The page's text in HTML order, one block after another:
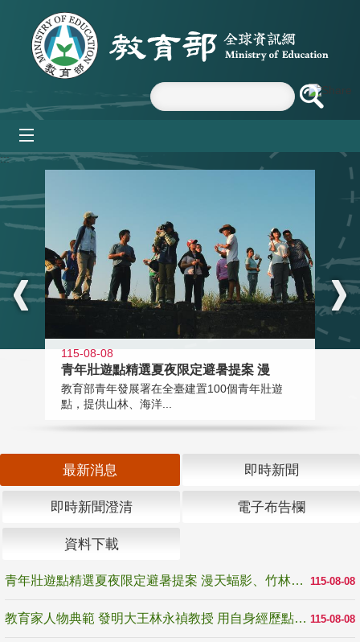
跳到主要內容區塊
:::
115-08-08
青年壯遊點精選夏夜限定避暑提案 漫
教育部青年發展署在全臺建置100個青年壯遊
點，提供山林、海洋...
最新消息 即時新聞
即時新聞澄清 電子布告欄
資料下載
115-08-08
青年壯遊點精選夏夜限定避暑提案 漫天蝠影、竹林尋蛙、茶香夜觀 邀青年暮色出發
115-08-08
教育家人物典範 發明大王林永禎教授 用自身經歷點亮學生的路